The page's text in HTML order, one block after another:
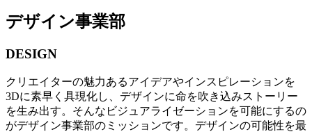
デザイン事業部
DESIGN
クリエイターの魅力あるアイデアやインスピレーションを
3Dに素早く具現化し、デザインに命を吹き込みストーリー
を生み出す。そんなビジュアライゼーションを可能にするの
がデザイン事業部のミッションです。デザインの可能性を最